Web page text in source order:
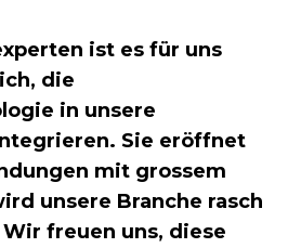
ist es für uns
die
in unsere
Sie eröffnet
mit grossem
unsere Branche rasch
freuen uns, diese